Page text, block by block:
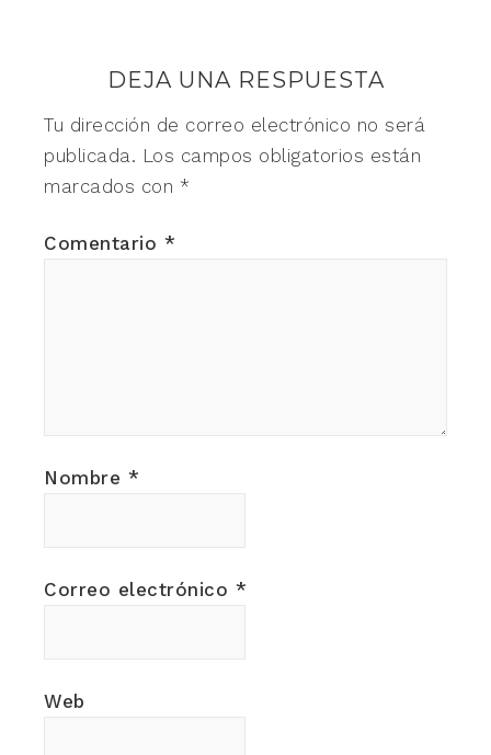
DEJA UNA RESPUESTA
Tu dirección de correo electrónico no será
publicada. Los campos obligatorios están
marcados con *
Comentario *
Nombre *
Correo electrónico *
Web